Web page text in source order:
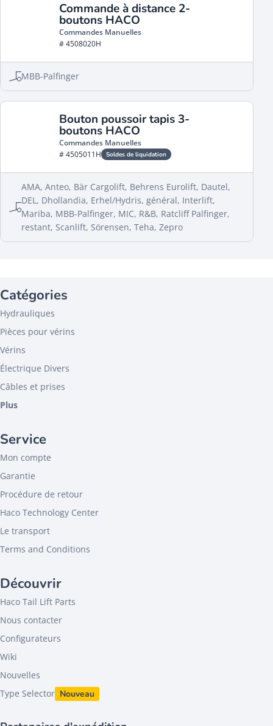
Commande à distance 2-
boutons HACO
Commandes Manuelles
# 4508020H
MBB-Palfinger
Bouton poussoir tapis 3-
boutons HACO
Commandes Manuelles
# 4505011H
Soldes de liquidation
AMA, Anteo, Bär Cargolift, Behrens Eurolift, Dautel,
DEL, Dhollandia, Erhel/Hydris, général, Interlift,
Mariba, MBB-Palfinger, MIC, R&B, Ratcliff Palfinger,
restant, Scanlift, Sörensen, Teha, Zepro
Catégories
Hydrauliques
Pièces pour vérins
Vérins
Électrique Divers
Câbles et prises
Plus
Service
Mon compte
Garantie
Procédure de retour
Haco Technology Center
Le transport
Terms and Conditions
Découvrir
Haco Tail Lift Parts
Nous contacter
Configurateurs
Wiki
Nouvelles
Type Selector Nouveau